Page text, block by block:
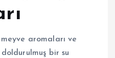
aromaları ve
bir su